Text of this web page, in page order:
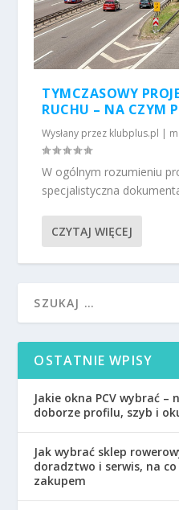
TYMCZASOWY
RUCHU – NA CZYM
Wysłany przez klubplus.pl |
W ogólnym rozumieniu
specjalistyczna
CZYTAJ WIĘCEJ
OSTATNIE WPISY
Jakie okna PCV wybrać
doborze profilu, szyb i
Jak wybrać sklep
doradztwo i serwis, na
zakupem